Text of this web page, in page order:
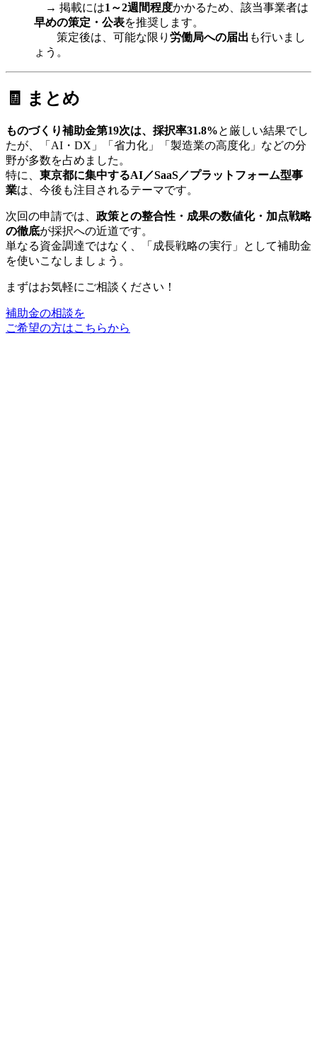
→ 掲載には1～2週間程度かかるため、該当事業者は
早めの策定・公表を推奨します。
策定後は、可能な限り 労働局への届出 も行いまし
ょう。
🧾 まとめ
ものづくり補助金第19次は、 採択率31.8%と厳しい結果でし
たが、「AI・DX」「省力化」「製造業の高度化」などの分
野が多数を占めました。
特に、 東京都に集中するAI／SaaS／プラットフォーム型事
業は、今後も注目されるテーマです。
次回の申請では、 政策との整合性・成果の数値化・加点戦略
の徹底が採択への近道です。
単なる資金調達ではなく、「成長戦略の実行」として補助金
を使いこなしましょう。
まずはお気軽にご相談ください！
補助金の相談を
ご希望の方はこちらから